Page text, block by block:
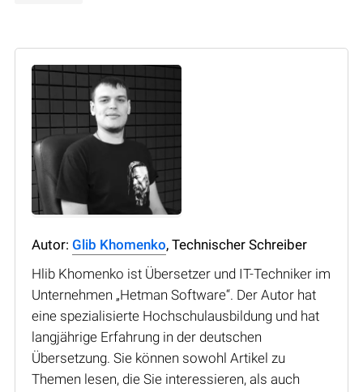
Autor: Glib Khomenko, Technischer Schreiber
Hlib Khomenko ist Übersetzer und IT-Techniker im
Unternehmen „Hetman Software“. Der Autor hat
eine spezialisierte Hochschulausbildung und hat
langjährige Erfahrung in der deutschen
Übersetzung. Sie können sowohl Artikel zu
Themen lesen, die Sie interessieren, als auch